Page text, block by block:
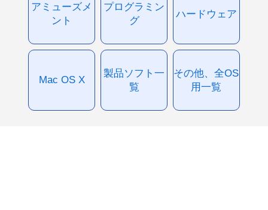
アミューズメ
ント
プログラミン
グ
ハードウェア
Mac OS X
製品ソフト一
覧
その他、全OS
用一覧